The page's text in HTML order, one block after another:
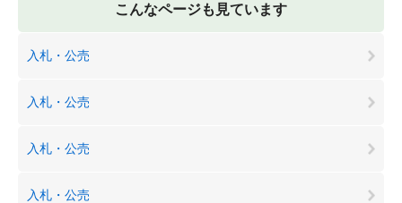
こんなページも見ています
入札・公売
入札・公売
入札・公売
入札・公売